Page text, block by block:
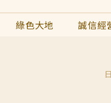
綠色大地 誠信經